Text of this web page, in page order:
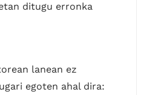
ditugu erronka
lanean ez
egoten ahal dira: